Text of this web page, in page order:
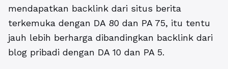
mendapatkan backlink dari situs berita
terkemuka dengan DA 80 dan PA 75, itu tentu
jauh lebih berharga dibandingkan backlink dari
blog pribadi dengan DA 10 dan PA 5.